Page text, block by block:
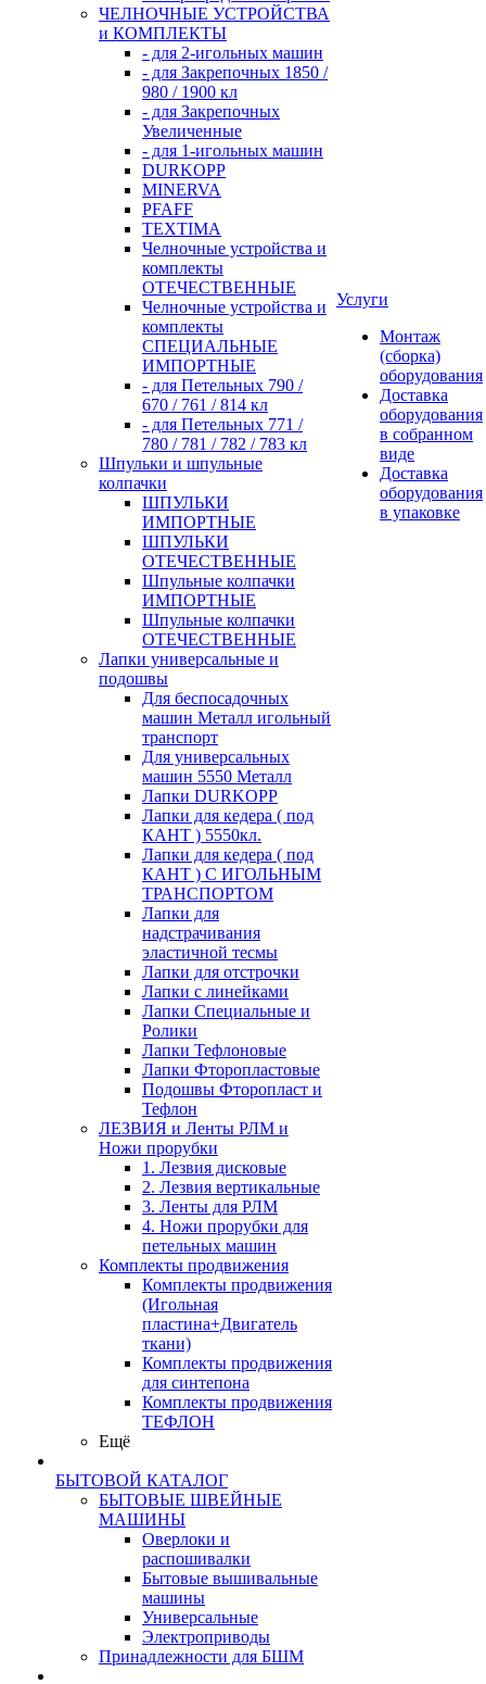
ЧЕЛНОЧНЫЕ УСТРОЙСТВА
и КОМПЛЕКТЫ
- для 2-игольных машин
- для Закрепочных 1850 /
980 / 1900 кл
- для Закрепочных
Увеличенные
- для 1-игольных машин
DURKOPP
MINERVA
PFAFF
TEXTIMA
Челночные устройства и
комплекты
ОТЕЧЕСТВЕННЫЕ
Челночные устройства и
комплекты
СПЕЦИАЛЬНЫЕ
ИМПОРТНЫЕ
- для Петельных 790 /
670 / 761 / 814 кл
- для Петельных 771 /
780 / 781 / 782 / 783 кл
Шпульки и шпульные
колпачки
ШПУЛЬКИ
ИМПОРТНЫЕ
ШПУЛЬКИ
ОТЕЧЕСТВЕННЫЕ
Шпульные колпачки
ИМПОРТНЫЕ
Шпульные колпачки
ОТЕЧЕСТВЕННЫЕ
Лапки универсальные и
подошвы
Для беспосадочных
машин Металл игольный
транспорт
Для универсальных
машин 5550 Металл
Лапки DURKOPP
Лапки для кедера ( под
КАНТ ) 5550кл.
Лапки для кедера ( под
КАНТ ) С ИГОЛЬНЫМ
ТРАНСПОРТОМ
Лапки для
надстрачивания
эластичной тесмы
Лапки для отстрочки
Лапки с линейками
Лапки Специальные и
Ролики
Лапки Тефлоновые
Лапки Фторопластовые
Подошвы Фторопласт и
Тефлон
ЛЕЗВИЯ и Ленты РЛМ и
Ножи прорубки
1. Лезвия дисковые
2. Лезвия вертикальные
3. Ленты для РЛМ
4. Ножи прорубки для
петельных машин
Комплекты продвижения
Комплекты продвижения
(Игольная
пластина+Двигатель
ткани)
Комплекты продвижения
для синтепона
Комплекты продвижения
ТЕФЛОН
Ещё
БЫТОВОЙ КАТАЛОГ
БЫТОВЫЕ ШВЕЙНЫЕ
МАШИНЫ
Оверлоки и
распошивалки
Бытовые вышивальные
машины
Универсальные
Электроприводы
Принадлежности для БШМ
Услуги
Монтаж
(сборка)
оборудования
Доставка
оборудования
в собранном
виде
Доставка
оборудования
в упаковке